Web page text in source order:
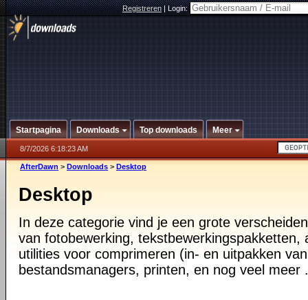
Registreren|Login:
Startpagina Downloads Top downloads Meer
8/7/2026 6:18:23 AM
AfterDawn > Downloads > Desktop
Desktop
In deze categorie vind je een grote
van fotobewerking, tekstbewerkingspakketten,
utilities voor comprimeren (in- en uitpakken
bestandsmanagers, printen, en nog veel meer